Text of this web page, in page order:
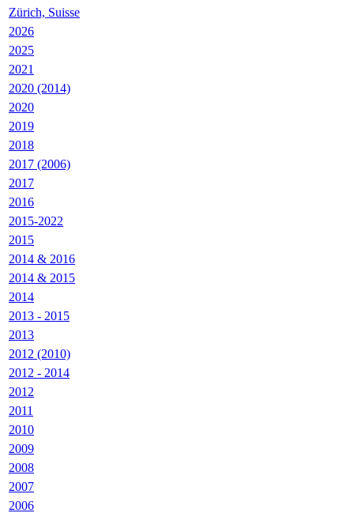
Zürich, Suisse
2026
2025
2021
2020 (2014)
2020
2019
2018
2017 (2006)
2017
2016
2015-2022
2015
2014 & 2016
2014 & 2015
2014
2013 - 2015
2013
2012 (2010)
2012 - 2014
2012
2011
2010
2009
2008
2007
2006